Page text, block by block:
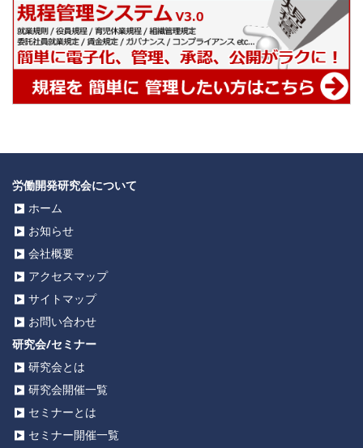
労働開発研究会について
ホーム
お知らせ
会社概要
アクセスマップ
サイトマップ
お問い合わせ
研究会/セミナー
研究会とは
研究会開催一覧
セミナーとは
セミナー開催一覧